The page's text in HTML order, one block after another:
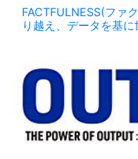
FACTFULNESS(ファ
り越え、データを基